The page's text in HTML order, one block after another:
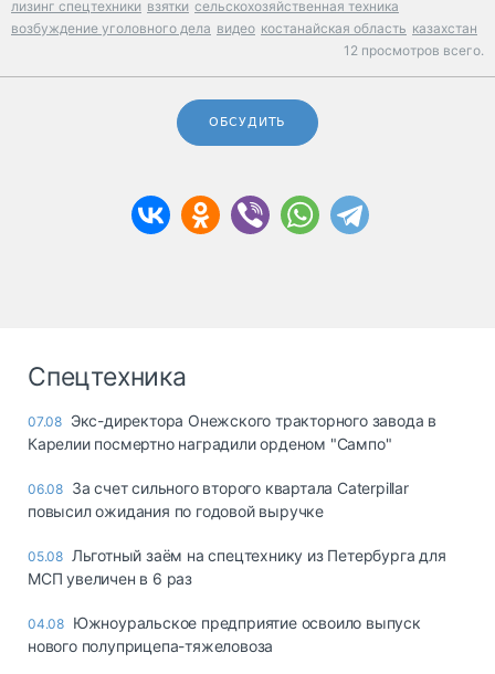
лизинг спецтехники взятки сельскохозяйственная техника
возбуждение уголовного дела видео костанайская область казахстан
12 просмотров всего.
ОБСУДИТЬ
Спецтехника
07.08 Экс-директора Онежского тракторного завода в
Карелии посмертно наградили орденом "Сампо"
06.08 За счет сильного второго квартала Caterpillar
повысил ожидания по годовой выручке
05.08 Льготный заём на спецтехнику из Петербурга для
МСП увеличен в 6 раз
04.08 Южноуральское предприятие освоило выпуск
нового полуприцепа-тяжеловоза